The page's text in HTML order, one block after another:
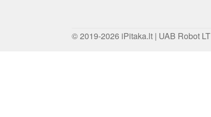
© 2019-2026 iPitaka.lt | UAB Robot LT